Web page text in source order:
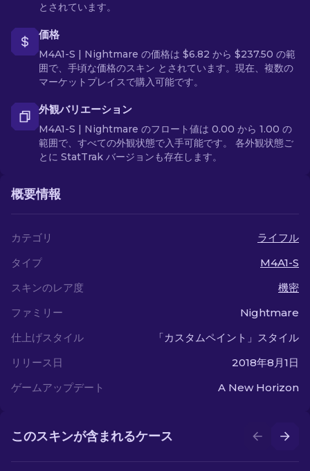
とされています。
価格
M4A1-S | Nightmare の価格は $6.82 から $237.50 の範
囲で、手頃な価格のスキン とされています。現在、複数の
マーケットプレイスで購入可能です。
外観バリエーション
M4A1-S | Nightmare のフロート値は 0.00 から 1.00 の
範囲で、すべての外観状態で入手可能です。 各外観状態ご
とに StatTrak バージョンも存在します。
概要情報
カテゴリ
ライフル
タイプ
M4A1-S
スキンのレア度
機密
ファミリー
Nightmare
仕上げスタイル
「カスタムペイント」スタイル
リリース日
2018年8月1日
ゲームアップデート
A New Horizon
このスキンが含まれるケース